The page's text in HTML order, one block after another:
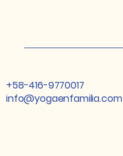
+58-416-9770017
info@yogaenfamilia.com